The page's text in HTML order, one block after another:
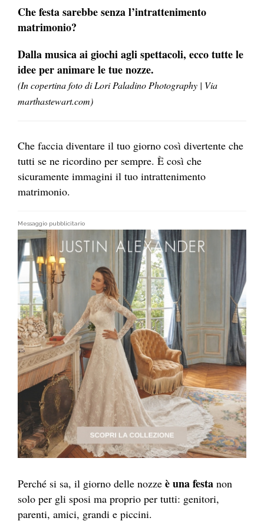
Che festa sarebbe senza l’intrattenimento
matrimonio?
Dalla musica ai giochi agli spettacoli, ecco tutte le
idee per animare le tue nozze.
(In copertina foto di Lori Paladino Photography | Via
marthastewart.com)
Che faccia diventare il tuo giorno così divertente che
tutti se ne ricordino per sempre. È così che
sicuramente immagini il tuo intrattenimento
matrimonio.
Messaggio pubblicitario
Perché si sa, il giorno delle nozze è una festa non
solo per gli sposi ma proprio per tutti: genitori,
parenti, amici, grandi e piccini.